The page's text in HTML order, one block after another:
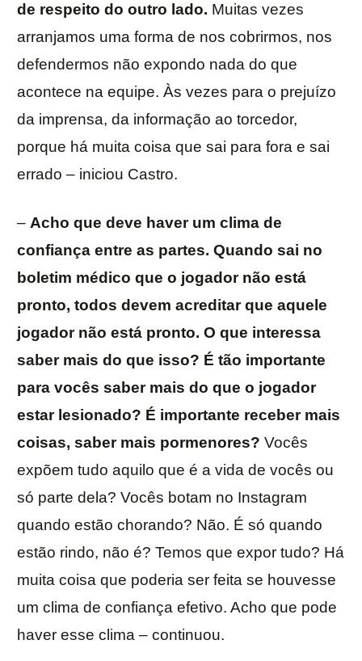
de respeito do outro lado. Muitas vezes
arranjamos uma forma de nos cobrirmos, nos
defendermos não expondo nada do que
acontece na equipe. Às vezes para o prejuízo
da imprensa, da informação ao torcedor,
porque há muita coisa que sai para fora e sai
errado – iniciou Castro.
– Acho que deve haver um clima de
confiança entre as partes. Quando sai no
boletim médico que o jogador não está
pronto, todos devem acreditar que aquele
jogador não está pronto. O que interessa
saber mais do que isso? É tão importante
para vocês saber mais do que o jogador
estar lesionado? É importante receber mais
coisas, saber mais pormenores? Vocês
expõem tudo aquilo que é a vida de vocês ou
só parte dela? Vocês botam no Instagram
quando estão chorando? Não. É só quando
estão rindo, não é? Temos que expor tudo? Há
muita coisa que poderia ser feita se houvesse
um clima de confiança efetivo. Acho que pode
haver esse clima – continuou.